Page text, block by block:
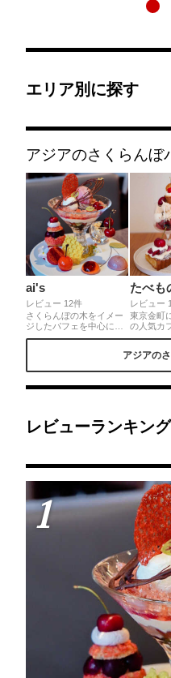
エリア別に探す
アジアのさくらんぼ
ai's
レビュー 12件
さくらんぼの木をイメー
ジしたパフェを中心に、
さくらんぼを使ったデザ
上にはいくらの手巻き寿
産地に思いを寄せた、チ
ェリー好きには堪らない
レビュー
東京金町
の人気カ
と日用品
カンチェ
贅沢にさ
はさくら
か好きな
アジアの
レビューランキング
1